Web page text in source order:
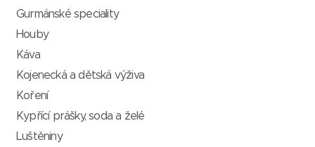
Gurmánské speciality
Houby
Káva
Kojenecká a dětská výživa
Koření
Kypřící prášky, soda a želé
Luštěniny